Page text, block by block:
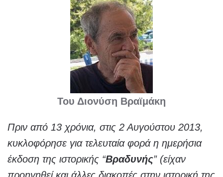
Του Διονύση Βραϊμάκη
Πριν από 13 χρόνια, στις 2 Αυγούστου 2013,
κυκλοφόρησε για τελευταία φορά η ημερήσια
έκδοση της ιστορικής “Βραδυνής” (είχαν